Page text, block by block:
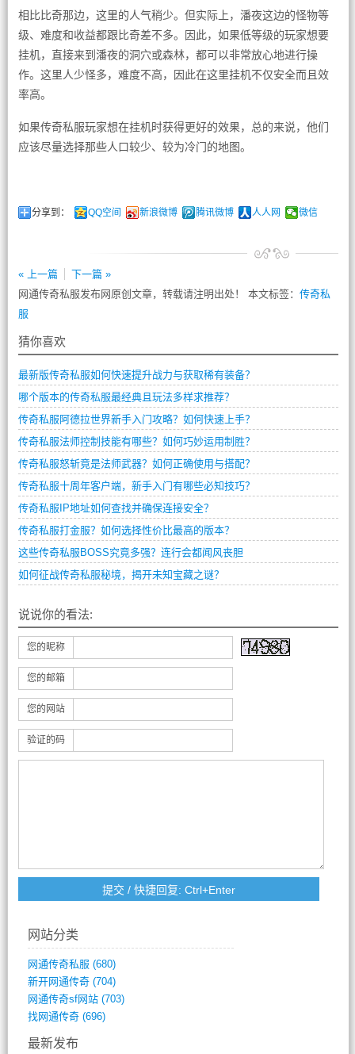
相比比奇那边，这里的人气稍少。但实际上，潘夜这边的怪物等
级、难度和收益都跟比奇差不多。因此，如果低等级的玩家想要
挂机，直接来到潘夜的洞穴或森林，都可以非常放心地进行操
作。这里人少怪多，难度不高，因此在这里挂机不仅安全而且效
率高。
如果传奇私服玩家想在挂机时获得更好的效果，总的来说，他们
应该尽量选择那些人口较少、较为冷门的地图。
分享到： QQ空间 新浪微博 腾讯微博 人人网 微信
« 上一篇
下一篇 »
网通传奇私服发布网原创文章，转载请注明出处！ 本文标签： 传奇私
服
猜你喜欢
最新版传奇私服如何快速提升战力与获取稀有装备？
哪个版本的传奇私服最经典且玩法多样求推荐？
传奇私服阿德拉世界新手入门攻略？如何快速上手？
传奇私服法师控制技能有哪些？如何巧妙运用制胜？
传奇私服怒斩竟是法师武器？如何正确使用与搭配？
传奇私服十周年客户端，新手入门有哪些必知技巧？
传奇私服IP地址如何查找并确保连接安全？
传奇私服打金服？如何选择性价比最高的版本？
这些传奇私服BOSS究竟多强？连行会都闻风丧胆
如何征战传奇私服秘境，揭开未知宝藏之谜？
说说你的看法:
您的昵称
您的邮箱
您的网站
验证的码
网站分类
网通传奇私服 (680)
新开网通传奇(704)
网通传奇sf网站(703)
找网通传奇(696)
最新发布